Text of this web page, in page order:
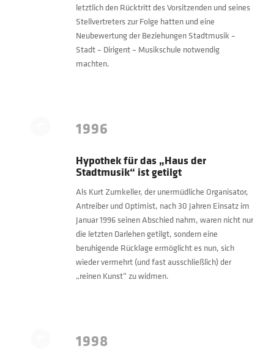
letztlich den Rücktritt des Vorsitzenden und seines
Stellvertreters zur Folge hatten und eine
Neubewertung der Beziehungen Stadtmusik –
Stadt – Dirigent – Musikschule notwendig
machten.
1996
Hypothek für das „Haus der
Stadtmusik“ ist getilgt
Als Kurt Zumkeller, der unermüdliche Organisator,
Antreiber und Optimist, nach 30 Jahren Einsatz im
Januar 1996 seinen Abschied nahm, waren nicht nur
die letzten Darlehen getilgt, sondern eine
beruhigende Rücklage ermöglicht es nun, sich
wieder vermehrt (und fast ausschließlich) der
„reinen Kunst“ zu widmen.
1998